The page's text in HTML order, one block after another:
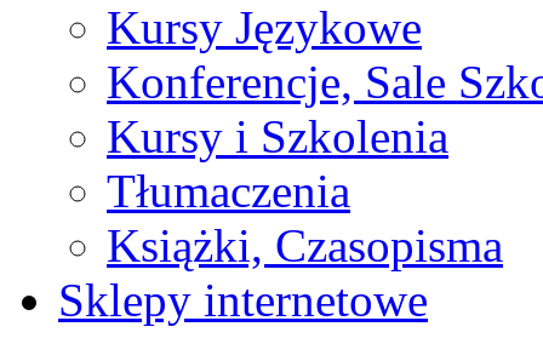
Kursy Językowe
Konferencje, Sale
Kursy i Szkolenia
Tłumaczenia
Książki, Czasopisma
Sklepy internetowe